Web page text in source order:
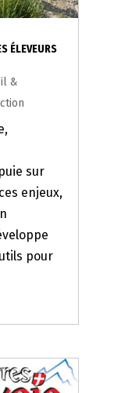
ÉLEVEURS
&
sur
enjeux,
pour